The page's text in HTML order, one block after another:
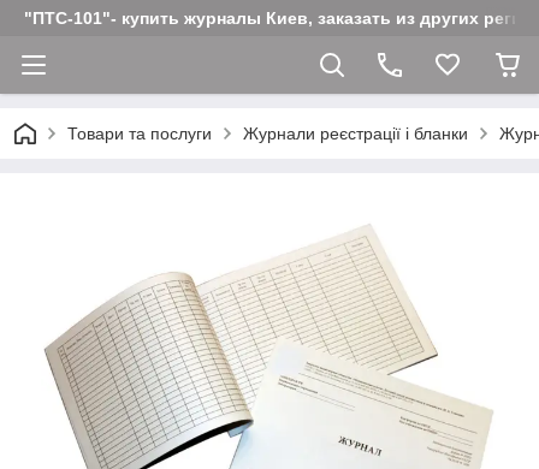
"ПТС-101"- купить журналы Киев, заказать из других
Товари та послуги Журнали реєстрації і бланки